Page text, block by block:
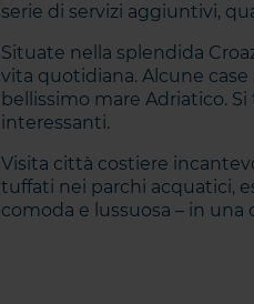
serie di servizi aggiuntivi,
Situate nella splendida
vita quotidiana. Alcune
bellissimo mare Adriatico.
interessanti.
Visita città costiere
tuffati nei parchi acquatici,
comoda e lussuosa – in